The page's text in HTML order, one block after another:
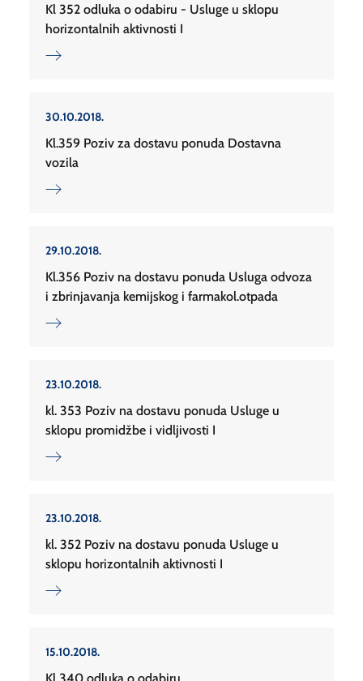
Kl 352 odluka o odabiru - Usluge u sklopu
horizontalnih aktivnosti I
30.10.2018.
Kl.359 Poziv za dostavu ponuda Dostavna
vozila
29.10.2018.
Kl.356 Poziv na dostavu ponuda Usluga odvoza
i zbrinjavanja kemijskog i farmakol.otpada
23.10.2018.
kl. 353 Poziv na dostavu ponuda Usluge u
sklopu promidžbe i vidljivosti I
23.10.2018.
kl. 352 Poziv na dostavu ponuda Usluge u
sklopu horizontalnih aktivnosti I
15.10.2018.